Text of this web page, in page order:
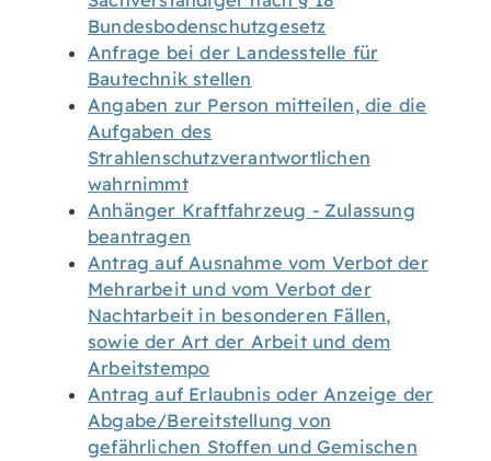
Bundesbodenschutzgesetz
Anfrage bei der Landesstelle für
Bautechnik stellen
Angaben zur Person mitteilen, die die
Aufgaben des
Strahlenschutzverantwortlichen
wahrnimmt
Anhänger Kraftfahrzeug - Zulassung
beantragen
Antrag auf Ausnahme vom Verbot der
Mehrarbeit und vom Verbot der
Nachtarbeit in besonderen Fällen,
sowie der Art der Arbeit und dem
Arbeitstempo
Antrag auf Erlaubnis oder Anzeige der
Abgabe/Bereitstellung von
gefährlichen Stoffen und Gemischen